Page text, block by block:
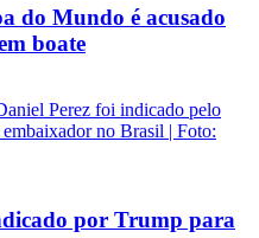
do Mundo é acusado
boate
por Trump para